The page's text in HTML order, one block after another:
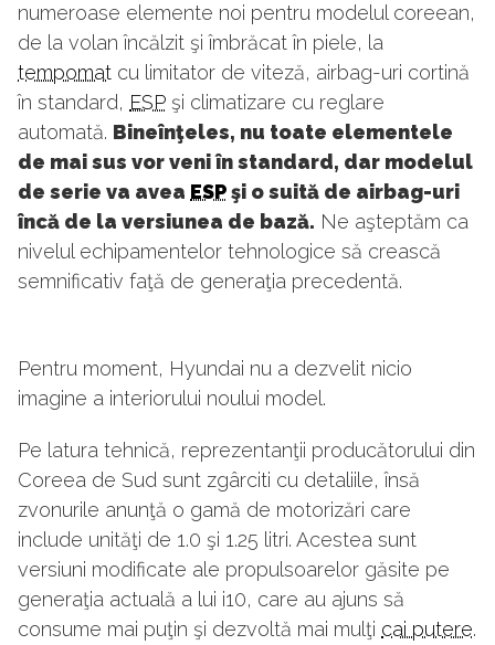
numeroase elemente noi pentru modelul coreean,
de la volan încălzit şi îmbrăcat în piele, la
tempomat cu limitator de viteză, airbag-uri cortină
în standard, ESP şi climatizare cu reglare
automată. Bineînţeles, nu toate elementele
de mai sus vor veni în standard, dar modelul
de serie va avea ESPşi o suită de airbag-uri
încă de la versiunea de bază. Ne aşteptăm ca
nivelul echipamentelor tehnologice să crească
semnificativ faţă de generaţia precedentă.
Pentru moment, Hyundai nu a dezvelit nicio
imagine a interiorului noului model.
Pe latura tehnică, reprezentanţii producătorului din
Coreea de Sud sunt zgârciti cu detaliile, însă
zvonurile anunţă o gamă de motorizări care
include unităţi de 1.0 şi 1.25 litri. Acestea sunt
versiuni modificate ale propulsoarelor găsite pe
generaţia actuală a lui i10, care au ajuns să
consume mai puţin şi dezvoltă mai mulţi cai putere.